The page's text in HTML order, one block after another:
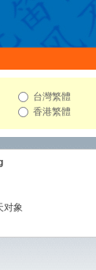
台灣繁體
香港繁體
对象